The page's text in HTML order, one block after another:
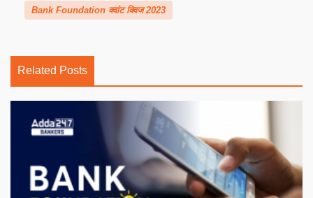
Bank Foundation क्वांट क्विज 2023
Related Posts